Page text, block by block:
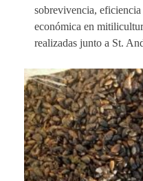
sobrevivencia,
económica en
realizadas junto a St.